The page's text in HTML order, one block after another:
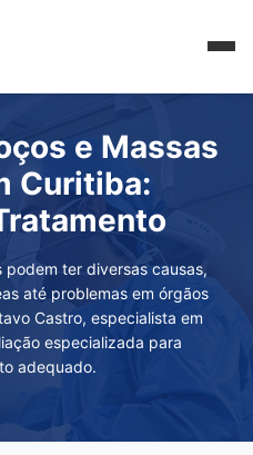
e Massas
Curitiba:
podem ter diversas causas,
até problemas em órgãos
Castro, especialista em
especializada para
adequado.